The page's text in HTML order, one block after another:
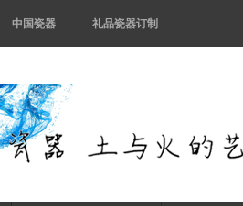
中国瓷器 礼品瓷器订制